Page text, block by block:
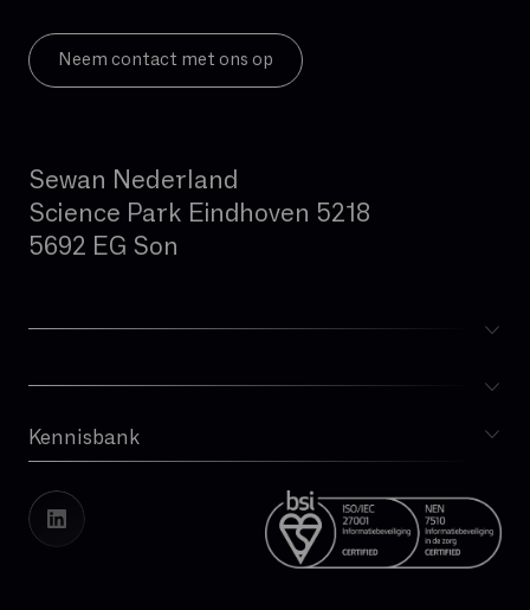
Neem contact met ons op
Sewan Nederland
Science Park Eindhoven 5218
5692 EG Son
Kennisbank
Whitepapers
Cases